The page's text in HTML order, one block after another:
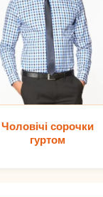
Чоловічі сорочки
гуртом